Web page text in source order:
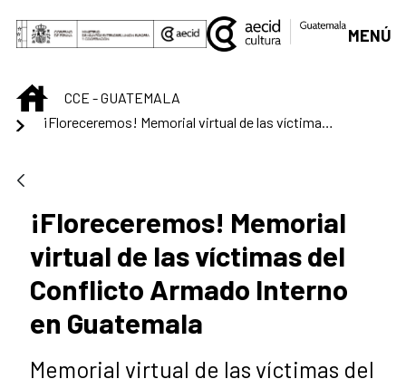
Saltar al contenido principal
MENÚ
INICIOCCE - GUATEMALA
¡Floreceremos! Memorial
virtual de las víctimas del
Conflicto Armado Interno
en Guatemala
Memorial virtual de las víctimas del